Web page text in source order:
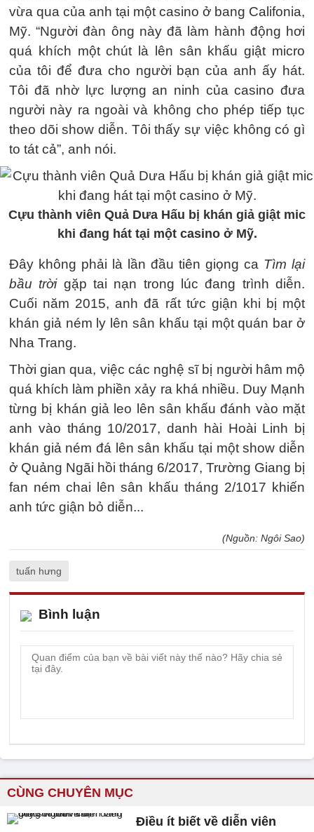
vừa qua của anh tại một casino ở bang Califonia,
Mỹ. “Người đàn ông này đã làm hành động hơi
quá khích một chút là lên sân khấu giật micro
của tôi để đưa cho người bạn của anh ấy hát.
Tôi đã nhờ lực lượng an ninh của casino đưa
người này ra ngoài và không cho phép tiếp tục
theo dõi show diễn. Tôi thấy sự việc không có gì
to tát cả”, anh nói.
Cựu thành viên Quả Dưa Hấu bị khán giả giật mic
khi đang hát tại một casino ở Mỹ.
Đây không phải là lần đầu tiên giọng ca Tìm lại
bầu trờigặp tai nạn trong lúc đang trình diễn.
Cuối năm 2015, anh đã rất tức giận khi bị một
khán giả ném ly lên sân khấu tại một quán bar ở
Nha Trang.
Thời gian qua, việc các nghệ sĩ bị người hâm mộ
quá khích làm phiền xảy ra khá nhiều. Duy Mạnh
từng bị khán giả leo lên sân khấu đánh vào mặt
anh vào tháng 10/2017, danh hài Hoài Linh bị
khán giả ném đá lên sân khấu tại một show diễn
ở Quảng Ngãi hồi tháng 6/2017, Trường Giang bị
fan ném chai lên sân khấu tháng 2/1017 khiến
anh tức giận bỏ diễn...
(Nguồn: Ngôi Sao)
tuấn hưng
Bình luận
CÙNG CHUYÊN MỤC
Điều ít biết về diễn viên